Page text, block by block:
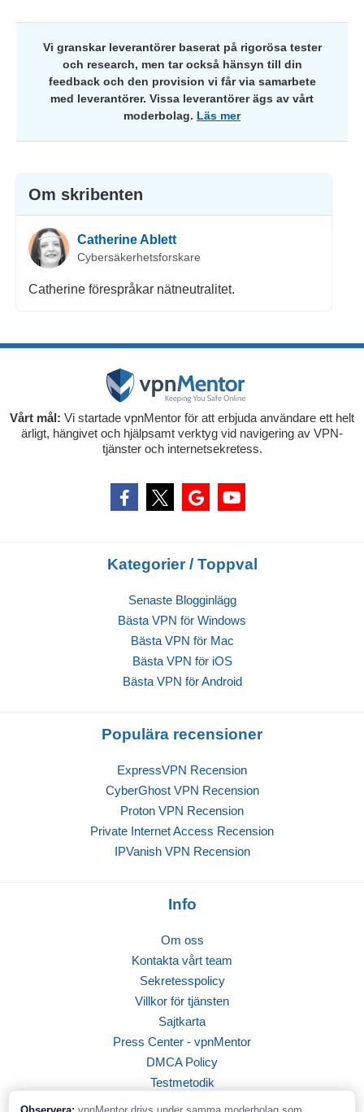
Vi granskar leverantörer baserat på rigorösa tester
och research, men tar också hänsyn till din
feedback och den provision vi får via samarbete
med leverantörer. Vissa leverantörer ägs av vårt
moderbolag. Läs mer
Om skribenten
Catherine Ablett
Cybersäkerhetsforskare
Catherine förespråkar nätneutralitet.
Vårt mål: Vi startade vpnMentor för att erbjuda användare ett helt
ärligt, hängivet och hjälpsamt verktyg vid navigering av VPN-
tjänster och internetsekretess.
Kategorier / Toppval
Senaste Blogginlägg
Bästa VPN för Windows
Bästa VPN för Mac
Bästa VPN för iOS
Bästa VPN för Android
Populära recensioner
ExpressVPN Recension
CyberGhost VPN Recension
Proton VPN Recension
Private Internet Access Recension
IPVanish VPN Recension
Info
Om oss
Kontakta vårt team
Sekretesspolicy
Villkor för tjänsten
Sajtkarta
Press Center - vpnMentor
DMCA Policy
Testmetodik